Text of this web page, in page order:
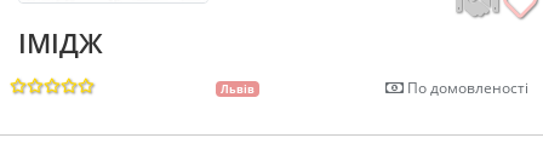
IMIДЖ
Львів По домовленості